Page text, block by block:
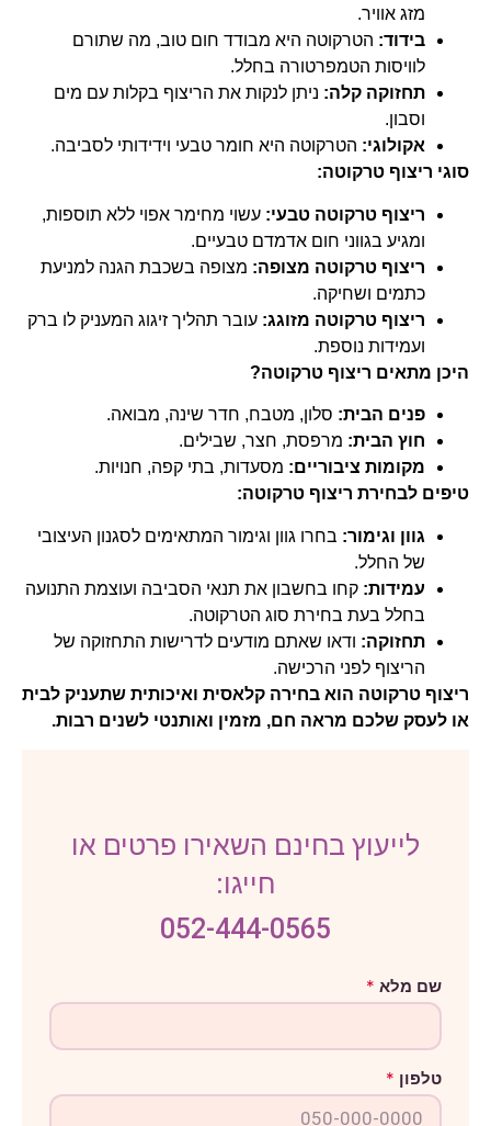
מזג אוויר.
בידוד: הטרקוטה היא מבודד חום טוב, מה שתורם
לוויסות הטמפרטורה בחלל.
תחזוקה קלה: ניתן לנקות את הריצוף בקלות עם מים
וסבון.
אקולוגי: הטרקוטה היא חומר טבעי וידידותי לסביבה.
סוגי ריצוף טרקוטה:
ריצוף טרקוטה טבעי: עשוי מחימר אפוי ללא תוספות,
ומגיע בגווני חום אדמדם טבעיים.
ריצוף טרקוטה מצופה: מצופה בשכבת הגנה למניעת
כתמים ושחיקה.
ריצוף טרקוטה מזוגג: עובר תהליך זיגוג המעניק לו ברק
ועמידות נוספת.
היכן מתאים ריצוף טרקוטה?
פנים הבית: סלון, מטבח, חדר שינה, מבואה.
חוץ הבית: מרפסת, חצר, שבילים.
מקומות ציבוריים: מסעדות, בתי קפה, חנויות.
טיפים לבחירת ריצוף טרקוטה:
גוון וגימור: בחרו גוון וגימור המתאימים לסגנון העיצובי
של החלל.
עמידות: קחו בחשבון את תנאי הסביבה ועוצמת התנועה
בחלל בעת בחירת סוג הטרקוטה.
תחזוקה: ודאו שאתם מודעים לדרישות התחזוקה של
הריצוף לפני הרכישה.
ריצוף טרקוטה הוא בחירה קלאסית ואיכותית שתעניק לבית
או לעסק שלכם מראה חם, מזמין ואותנטי לשנים רבות.
לייעוץ בחינם השאירו פרטים או
חייגו:
052-444-0565
שם מלא *
טלפון *
א
י
ר
ל
פ